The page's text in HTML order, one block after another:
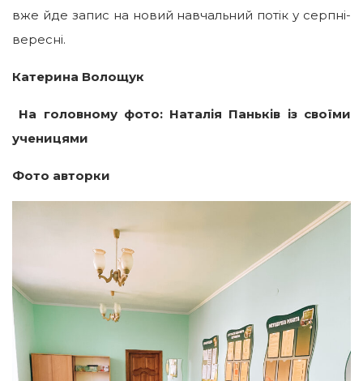
вже йде запис на новий навчальний потік у серпні-
вересні.
Катерина Волощук
На головному фото: Наталія Паньків із своїми
ученицями
Фото авторки